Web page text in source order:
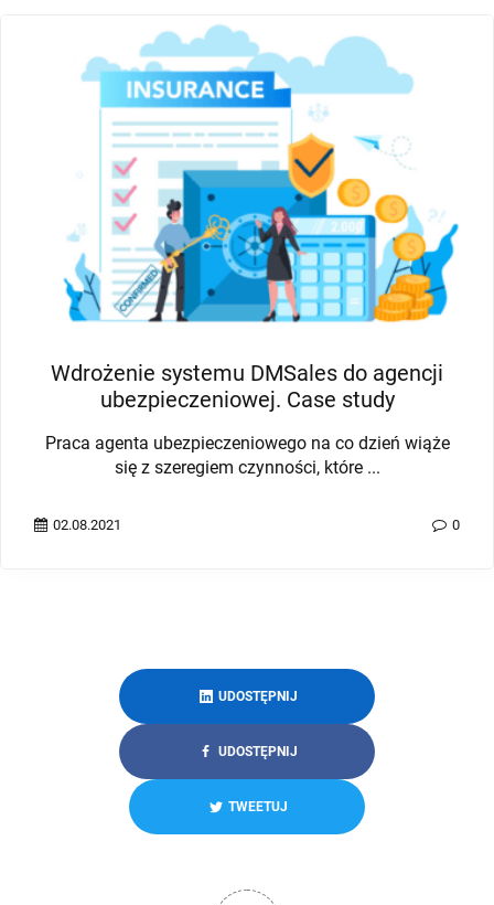
Wdrożenie systemu DMSales do agencji
ubezpieczeniowej. Case study
Praca agenta ubezpieczeniowego na co dzień wiąże
się z szeregiem czynności, które ...
02.08.2021 0
UDOSTĘPNIJ
UDOSTĘPNIJ
TWEETUJ